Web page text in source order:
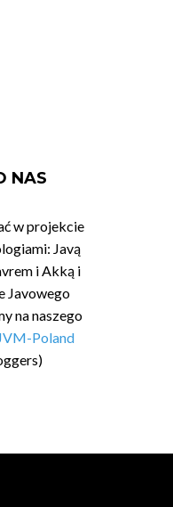
NAS
w projekcie
Javą
i Akką i
Javowego
na naszego
Poland